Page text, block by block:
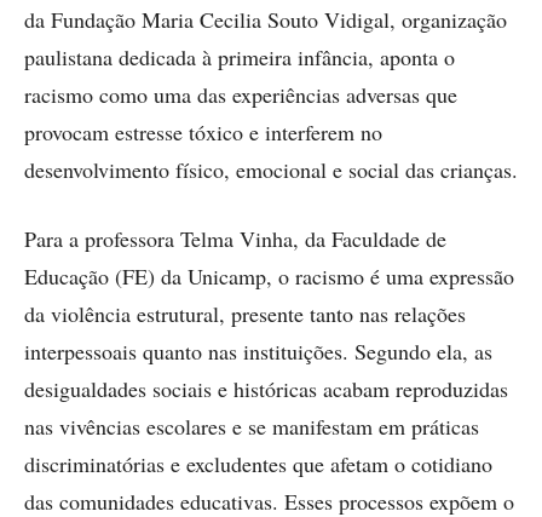
da Fundação Maria Cecilia Souto Vidigal, organização
paulistana dedicada à primeira infância, aponta o
racismo como uma das experiências adversas que
provocam estresse tóxico e interferem no
desenvolvimento físico, emocional e social das crianças.
Para a professora Telma Vinha, da Faculdade de
Educação (FE) da Unicamp, o racismo é uma expressão
da violência estrutural, presente tanto nas relações
interpessoais quanto nas instituições. Segundo ela, as
desigualdades sociais e históricas acabam reproduzidas
nas vivências escolares e se manifestam em práticas
discriminatórias e excludentes que afetam o cotidiano
das comunidades educativas. Esses processos expõem o